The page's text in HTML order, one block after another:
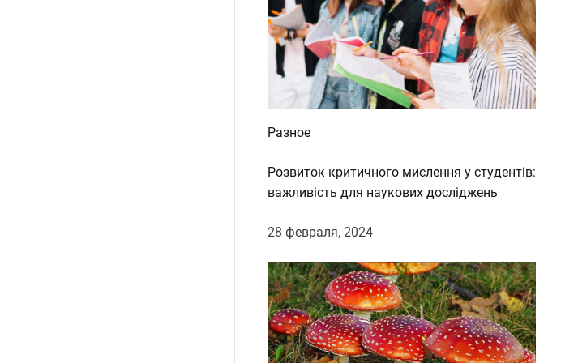
Разное
Розвиток критичного мислення у студентів:
важливість для наукових досліджень
28 февраля, 2024